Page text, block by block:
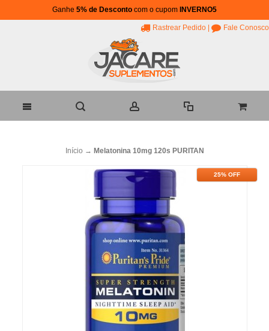
Ganhe 5% de Desconto com o cupom INVERNO5
Rastrear Pedido Fale Conosco
Início → Melatonina 10mg 120s PURITAN
25% OFF